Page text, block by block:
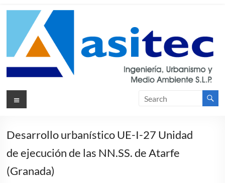
Skip
Asitec
Urbanismos
Ambiente
Menu
Desarrollo urbanístico UE-I-27 Unidad
de ejecución de las NN.SS. de Atarfe
(Granada)